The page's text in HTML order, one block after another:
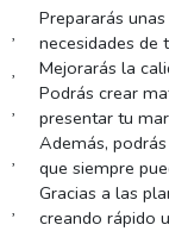
Prepararás
necesidades de
Mejorarás la
Podrás crear
presentar tu
Además,
que siempre
Gracias a las
creando rápido